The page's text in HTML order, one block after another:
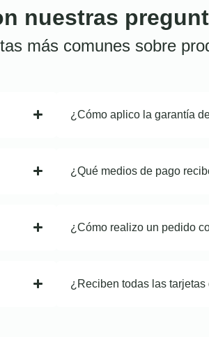
nuestras
más comunes sobre
¿Cómo aplico la garantía
¿Qué medios de pago
¿Cómo realizo un pedido
¿Reciben todas las tarjetas